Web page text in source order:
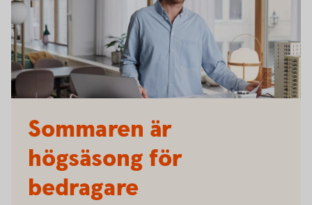
Sommaren är
högsäsong för
bedragare